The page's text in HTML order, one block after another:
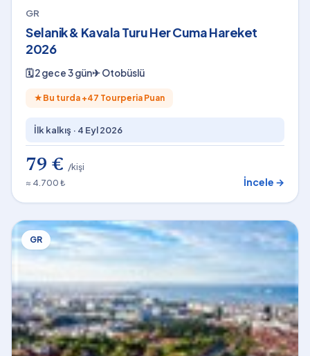
GR
Selanik & Kavala Turu Her Cuma Hareket
2026
🗓2 gece 3 gün✈Otobüslü
★ Bu turda +47 Tourperia Puan
İlk kalkış · 4 Eyl 2026
79 € /kişi
≈ 4.700 ₺
İncele →
GR